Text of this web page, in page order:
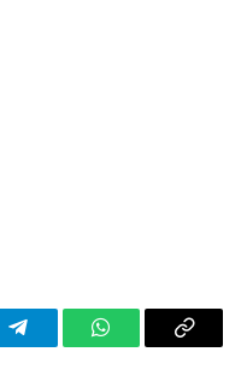
TelegramWhatsAppCopy